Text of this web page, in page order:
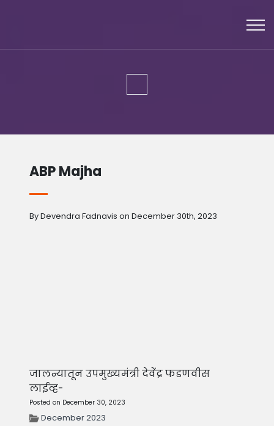
ABP Majha
By Devendra Fadnavis on December 30th, 2023
जालन्यातून उपमुख्यमंत्री देवेंद्र फडणवीस
लाईव्ह-
Posted on December 30, 2023
December 2023